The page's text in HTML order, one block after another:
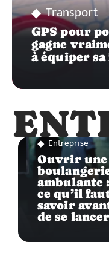
Transport
GPS pour
gagne
à équiper
Entreprise
Ouvrir une
ambulante :
ce qu’il
savoir
de se lancer